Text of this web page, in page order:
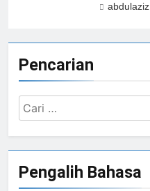
abdulaziz
Pencarian
Cari
untuk:
Pengalih Bahasa